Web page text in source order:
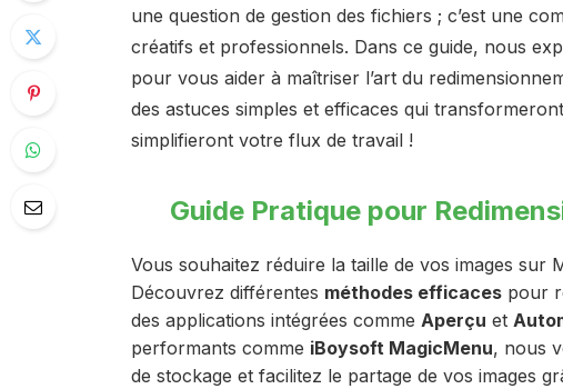
une question de gestion des fichiers ; c’est une
créatifs et professionnels. Dans ce guide, nous
pour vous aider à maîtriser l’art du
des astuces simples et efficaces qui
simplifieront votre flux de travail !
Guide Pratique pour
Vous souhaitez réduire la taille de vos images sur
Découvrez différentes méthodes efficacespour
des applications intégrées comme Aperçu et
performants comme iBoysoft MagicMenu, nous
de stockage et facilitez le partage de vos images